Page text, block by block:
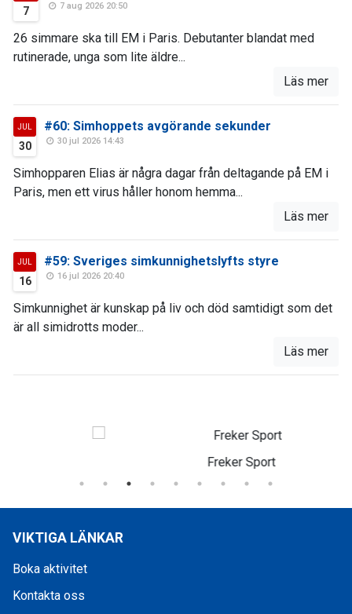
7 7 aug 2026 20:50
26 simmare ska till EM i Paris. Debutanter blandat med
rutinerade, unga som lite äldre...
Läs mer
JUL
30
#60: Simhoppets avgörande sekunder
30 jul 2026 14:43
Simhopparen Elias är några dagar från deltagande på EM i
Paris, men ett virus håller honom hemma...
Läs mer
JUL
16
#59: Sveriges simkunnighetslyfts styre
16 jul 2026 20:40
Simkunnighet är kunskap på liv och död samtidigt som det
är all simidrotts moder...
Läs mer
Freker Sport
VIKTIGA LÄNKAR
Boka aktivitet
Kontakta oss